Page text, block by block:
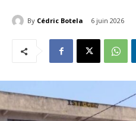
By Cédric Botela 6 juin 2026